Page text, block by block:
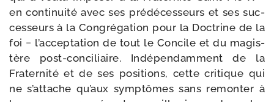
en conti­nui­té avec ses pré­dé­ces­seurs et ses suc­
ces­seurs à la Congrégation pour la Doctrine de la
foi − l’acceptation de tout le Concile et du magis­
tère post-​conciliaire. Indépendamment de la
Fraternité et de ses posi­tions, cette cri­tique qui
ne s’attache qu’aux symp­tômes sans remon­ter à